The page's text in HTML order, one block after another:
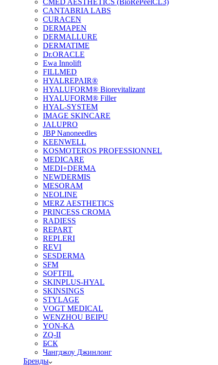
CANTABRIA LABS
CURACEN
DERMAPEN
DERMALLURE
DERMATIME
Dr.ORACLE
Ewa Innolift
FILLMED
НYALREPAIR®
HYALUFORM® Biorevitalizant
HYALUFORM® Filler
HYAL-SYSTEM
IMAGE SKINCARE
JALUPRO
JBP Nanoneedles
KEENWELL
KOSMOTEROS PROFESSIONNEL
MEDICARE
MEDI+DERMA
NEWDERMIS
MESORAM
NEOLINE
MERZ AESTHETICS
PRINCESS CROMA
RADIESS
REPART
REPLERI
REVI
SESDERMA
SFM
SOFTFIL
SKINPLUS-HYAL
SKINSINGS
STYLAGE
VOGT MEDICAL
WENZHOU BEIPU
YON-KA
ZQ-II
БСК
Чангджоу Джинлонг
Бренды